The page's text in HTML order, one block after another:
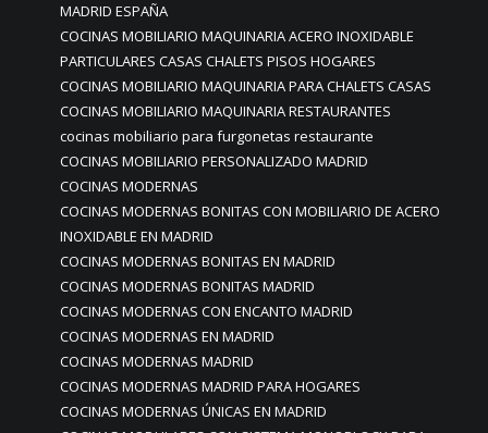
MADRID ESPAÑA
COCINAS MOBILIARIO MAQUINARIA ACERO INOXIDABLE
PARTICULARES CASAS CHALETS PISOS HOGARES
COCINAS MOBILIARIO MAQUINARIA PARA CHALETS CASAS
COCINAS MOBILIARIO MAQUINARIA RESTAURANTES
cocinas mobiliario para furgonetas restaurante
COCINAS MOBILIARIO PERSONALIZADO MADRID
COCINAS MODERNAS
COCINAS MODERNAS BONITAS CON MOBILIARIO DE ACERO
INOXIDABLE EN MADRID
COCINAS MODERNAS BONITAS EN MADRID
COCINAS MODERNAS BONITAS MADRID
COCINAS MODERNAS CON ENCANTO MADRID
COCINAS MODERNAS EN MADRID
COCINAS MODERNAS MADRID
COCINAS MODERNAS MADRID PARA HOGARES
COCINAS MODERNAS ÚNICAS EN MADRID